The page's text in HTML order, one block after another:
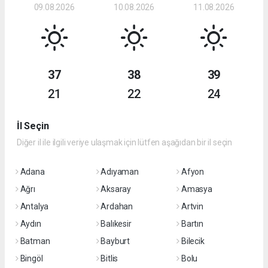
09.08.2026
37
21
10.08.2026
38
22
11.08.2026
39
24
İl Seçin
Diğer il ile ilgili veriye ulaşmak için lütfen aşağıdan bir il seçin
Adana Adıyaman
Afyon
Ağrı
Aksaray
Amasya
Antalya
Ardahan
Artvin
Aydın
Balıkesir
Bartın
Batman
Bayburt
Bilecik
Bingöl
Bitlis
Bolu